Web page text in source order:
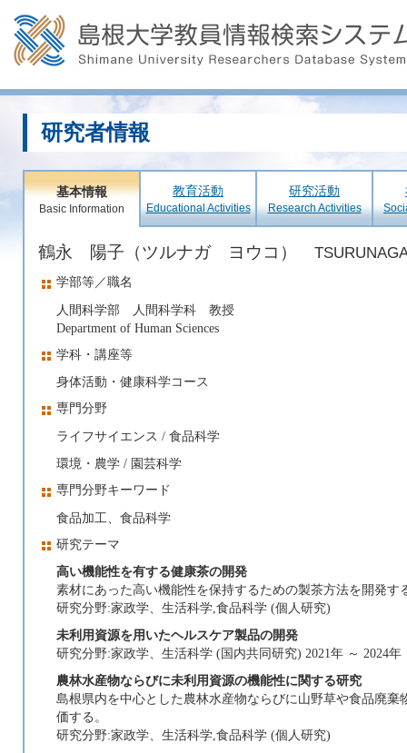
研究者情報
基本情報
Basic Information
教育活動
Educational Activities
研究活動
Research Activities
鶴永 陽子（ツルナガ ヨウコ）
学部等／職名
人間科学部 人間科学科 教授
Department of Human Sciences
学科・講座等
身体活動・健康科学コース
専門分野
ライフサイエンス / 食品科学
環境・農学 / 園芸科学
専門分野キーワード
食品加工、食品科学
研究テーマ
高い機能性を有する健康茶の開発
素材にあった高い機能性を保持するための製茶方法を開発す
研究分野:家政学、生活科学,食品科学 (個人研究)
未利用資源を用いたヘルスケア製品の開発
研究分野:家政学、生活科学 (国内共同研究) 2021年 ～ 2024年
農林水産物ならびに未利用資源の機能性に関する研究
島根県内を中心とした農林水産物ならびに山野草や食品廃
価する。
研究分野:家政学、生活科学,食品科学 (個人研究)